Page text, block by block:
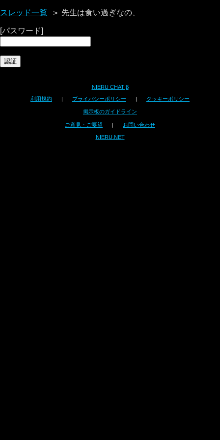
スレッド一覧 先生は食い過ぎなの、
[パスワード]
NIERU CHAT β
利用規約 | プライバシーポリシー | クッキーポリシー
掲示板のガイドライン
ご意見・ご要望 | お問い合わせ
NIERU.NET